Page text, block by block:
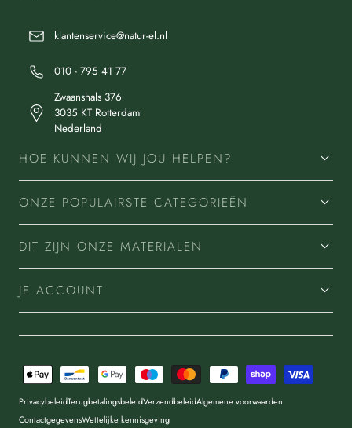
klantenservice@natur-el.nl
010 - 795 41 77
Zwaanshals 376
3035 KT Rotterdam
Nederland
HOE KUNNEN WIJ JOU HELPEN?
ONZE POPULAIRSTE CATEGORIEËN
DIT ZIJN ONZE MATERIALEN
JE ACCOUNT
Betaalmethoden
PrivacybeleidTerugbetalingsbeleidVerzendbeleidAlgemene voorwaarden
ContactgegevensWettelijke kennisgeving